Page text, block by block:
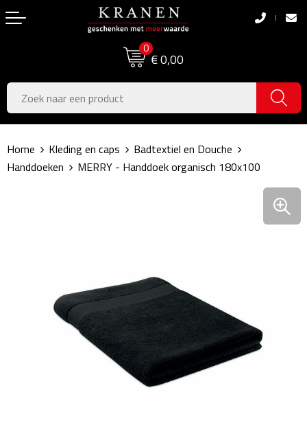
0
€ 0,00
Boodschappentassen
Boodschappentassen
Jute tassen
Katoenen draagtassen
Zakelijke Tassen
Business trolleys
Documententassen
Pasen
Koningsdag
Zomer
Geboorte- & Kraamcadeau's
Giftcards
Wellness Giftsets
Home Kleding en caps
Badtextiel en Douche
Handdoeken
MERRY - Handdoek organisch 180x100